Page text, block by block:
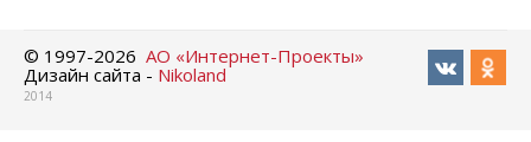
© 1997-2026 АО «Интернет-Проекты»
Дизайн сайта - Nikoland
2014